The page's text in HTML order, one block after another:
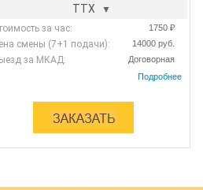
ТТХ
за час: 1750 ₽
смены (7+1 подачи): 14000 руб.
за МКАД: Договорная